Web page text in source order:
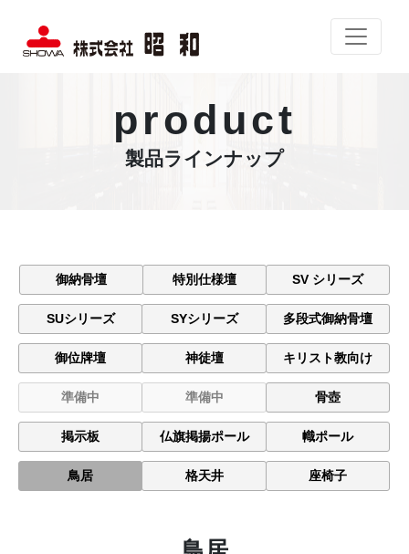
product
製品ラインナップ
御納骨壇 特別仕様壇 SV シリーズ
SUシリーズ SYシリーズ 多段式御納骨壇
御位牌壇 神徒壇 キリスト教向け
準備中 準備中 骨壺
掲示板 仏旗掲揚ポール 幟ポール
鳥居 格天井 座椅子